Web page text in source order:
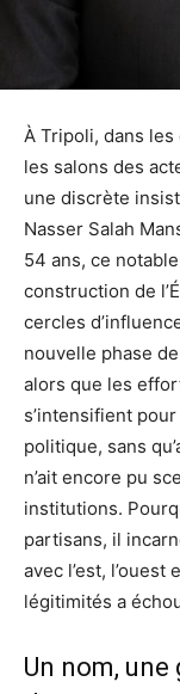
À Tripoli, dans
les salons des
une discrète
Nasser Salah
54 ans, ce
construction de
cercles
nouvelle phase
alors que les
s’intensifient
politique, sans
n’ait encore pu
institutions.
partisans, il
avec l’est,
légitimités a
Un nom,